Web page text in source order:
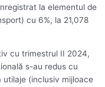
la elementul de
cu 6%, la 21,078
cu trimestrul II 2024,
s-au redus cu
utilaje (inclusiv mijloace